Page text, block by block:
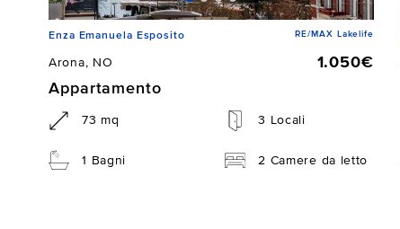
Enza Emanuela Esposito RE/MAX Lakelife
Arona, NO
1.050€
Appartamento
73 mq 3 Locali
1 Bagni 2 Camere da letto